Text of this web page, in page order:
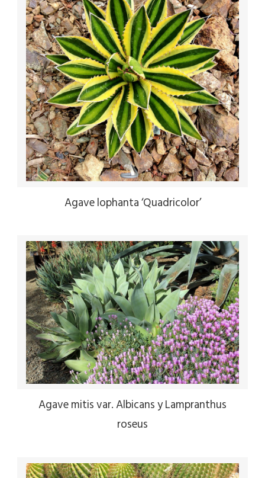
Agave lophanta ‘Quadricolor’
Agave mitis var. Albicans y Lampranthus
roseus